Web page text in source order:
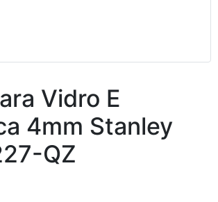
Vidro E
4mm Stanley
QZ